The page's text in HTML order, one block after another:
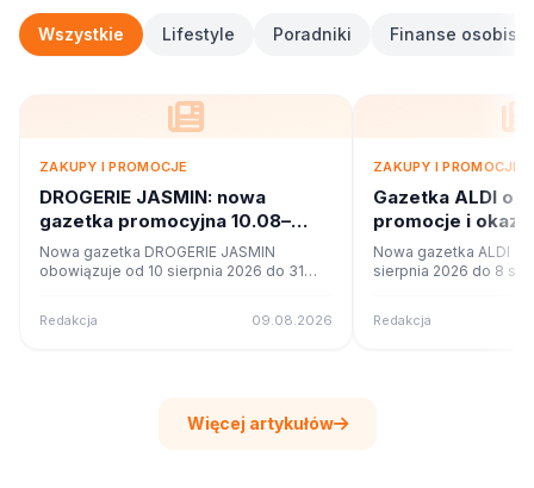
Wszystkie Lifestyle Poradniki Finanse osobiste
ZAKUPY I PROMOCJE
DROGERIE JASMIN: nowa
gazetka promocyjna 10.08–
31.08.2026. Co w ofercie?
Nowa gazetka DROGERIE JASMIN
obowiązuje od 10 sierpnia 2026 do 31
Redakcja 09.08.2026
ZAKUPY I PROMOCJE
Gazetka ALDI
promocje i
Nowa gazetka ALDI
sierpnia 2026 do 8
Redakcja
Więcej artykułów